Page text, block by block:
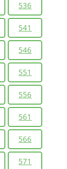
536
541
546
551
556
561
566
571